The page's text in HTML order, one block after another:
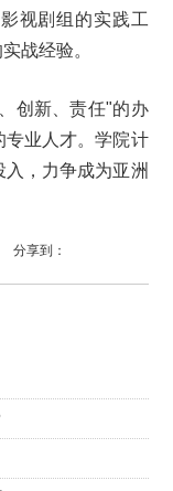
视剧组的实践工
战经验。
创新、责任"的办
业人才。学院计
，力争成为亚洲
分享到：